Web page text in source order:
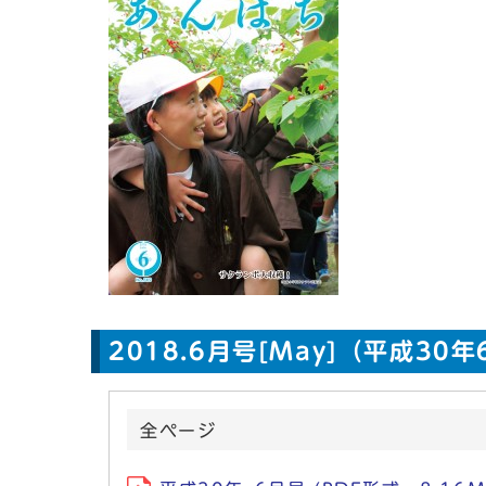
2018.6月号[May]（平成30年6
全ページ